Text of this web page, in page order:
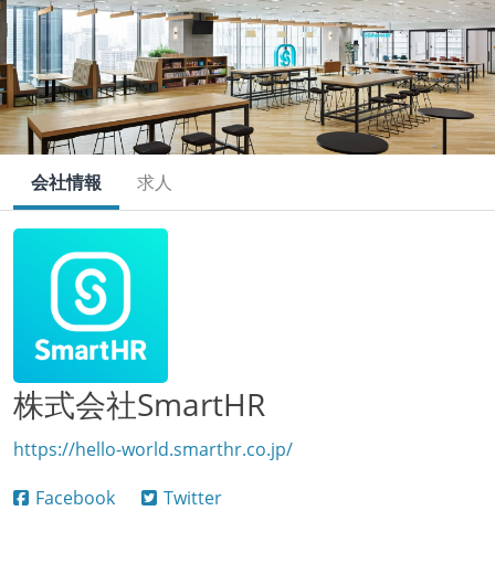
会社情報 求人
株式会社SmartHR
https://hello-world.smarthr.co.jp/
Facebook
Twitter